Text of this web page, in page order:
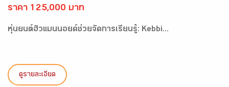
ราคา 125,000 บาท
หุ่นยนต์ฮิวแมนนอยด์ช่วยจัดการเรียนรู้: Kebbi...
ดูรายละเอียด